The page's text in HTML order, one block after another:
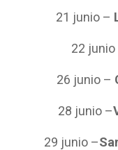
21 junio –
22 junio
26 junio –
28 junio –
29 junio –